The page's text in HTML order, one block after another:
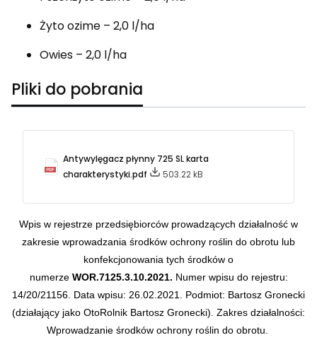
Żyto ozime – 2,0 l/ha
Owies – 2,0 l/ha
Pliki do pobrania
Antywylęgacz płynny 725 SL karta
charakterystyki.pdf
503.22 kB
Wpis w rejestrze przedsiębiorców prowadzących działalność w
zakresie wprowadzania środków ochrony roślin do obrotu lub
konfekcjonowania tych środków o
numerze WOR.7125.3.10.2021. Numer wpisu do rejestru:
14/20/21156. Data wpisu: 26.02.2021. Podmiot: Bartosz Gronecki
(działający jako OtoRolnik Bartosz Gronecki). Zakres działalności:
Wprowadzanie środków ochrony roślin do obrotu.